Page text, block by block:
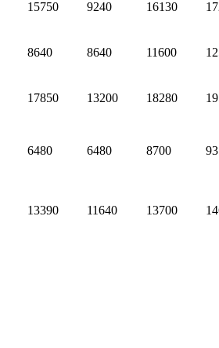
15750 9240 16130
8640 8640 11600
17850 13200 18280
6480 6480 8700
13390 11640 13700